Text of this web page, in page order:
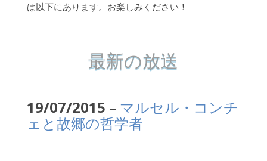
は以下にあります。お楽しみください！
最新の放送
19/07/2015 – マルセル・コンチ
ェと故郷の哲学者